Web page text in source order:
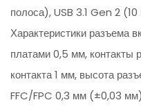
полоса), USB 3.1 Gen 2
Характеристики разъема
платами 0,5 мм, контакты
контакта 1 мм, высота
FFC/FPC 0,3 мм (±0,03